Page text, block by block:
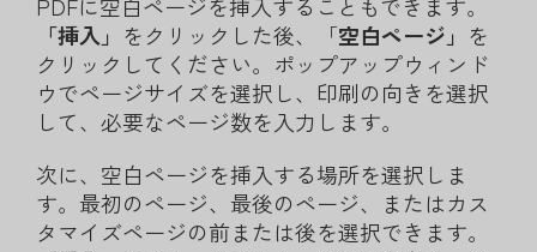
PDFに空白ページを挿入することもできます。
「挿入」 をクリックした後、「空白ページ」 を
クリックしてください。ポップアップウィンド
ウでページサイズを選択し、印刷の向きを選択
して、必要なページ数を入力します。
次に、空白ページを挿入する場所を選択しま
す。最初のページ、最後のページ、またはカス
タマイズページの前または後を選択できます。